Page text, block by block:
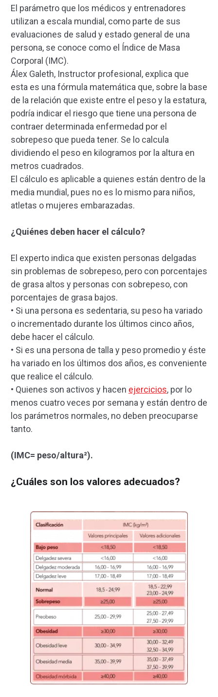
El parámetro que los médicos y entrenadores
utilizan a escala mundial, como parte de sus
evaluaciones de salud y estado general de una
persona, se conoce como el Índice de Masa
Corporal (IMC).
Álex Galeth, Instructor profesional, explica que
esta es una fórmula matemática que, sobre la base
de la relación que existe entre el peso y la estatura,
podría indicar el riesgo que tiene una persona de
contraer determinada enfermedad por el
sobrepeso que pueda tener. Se lo calcula
dividiendo el peso en kilogramos por la altura en
metros cuadrados.
El cálculo es aplicable a quienes están dentro de la
media mundial, pues no es lo mismo para niños,
atletas o mujeres embarazadas.
¿Quiénes deben hacer el cálculo?
El experto indica que existen personas delgadas
sin problemas de sobrepeso, pero con porcentajes
de grasa altos y personas con sobrepeso, con
porcentajes de grasa bajos.
• Si una persona es sedentaria, su peso ha variado
o incrementado durante los últimos cinco años,
debe hacer el cálculo.
• Si es una persona de talla y peso promedio y éste
ha variado en los últimos dos años, es conveniente
que realice el cálculo.
• Quienes son activos y hacen ejercicios, por lo
menos cuatro veces por semana y están dentro de
los parámetros normales, no deben preocuparse
tanto.
(IMC= peso/altura²).
¿Cuáles son los valores adecuados?